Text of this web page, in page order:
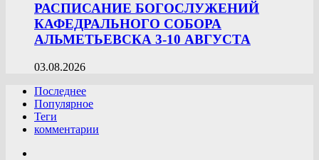
РАСПИСАНИЕ БОГОСЛУЖЕНИЙ
КАФЕДРАЛЬНОГО СОБОРА
АЛЬМЕТЬЕВСКА 3-10 АВГУСТА
03.08.2026
Последнее
Популярное
Теги
комментарии